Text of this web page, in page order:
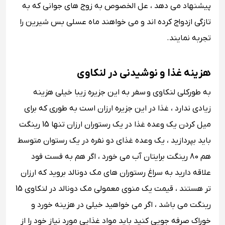
پیشنهاد می دهد ، عل الخصوص به زوج های جوانی که به
تازگی ازدواج کرده اند و می خواهند ماه عسلی بس شیرین را
تجربه نمایند.
هزینه غذا و نوشیدنی در لنکاوی
به طورکلی لنکاوی و سفر به این جزیره زیبا خیلی هزینه
زیادی ندارد ، غذا در این جزیره ارزان است به طوری که برای
میل کردن یک وعده غذا در یک رستوران ارزان تنها 15 رینگت
باید بپردازید ، یک وعده غذای دو نفره در یک رستوان متوسط
هم 80 رینگت برایتان آب می خورد ، اگر هم به فست فود
علاقه دارید به سراغ رستوران های مک دونالد بروید که ارزان
تر هستند ، قیمت یک منوی معمولی مک دونالد در لنکاوی 15
رینگت می باشد ، اگر می خواهید خیلی در هزینه خورد و
خوراک صرفه جویی کنید باید مواد غذایی مورد نیاز خود را از